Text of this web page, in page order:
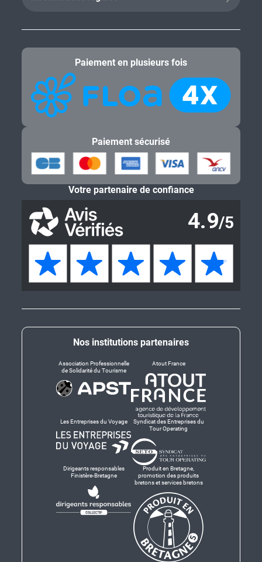
Nos institutions partenaires
Association Professionnelle
de Solidarité du Tourisme
Atout France
Les Entreprises du Voyage
Syndicat des Entreprises du
Tour Operating
Dirigeants responsables
Finistère-Bretagne
Produit en Bretagne,
promotion des produits
bretons et services bretons
Paiement en plusieurs fois
Paiement sécurisé
Votre partenaire de confiance